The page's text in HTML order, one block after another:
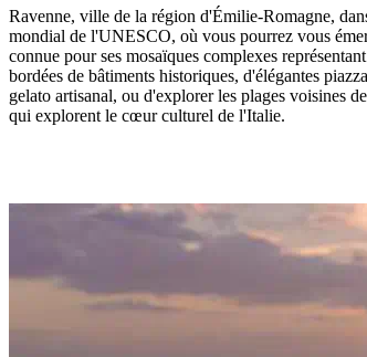
Ravenne, ville de la région d'Émilie-Romagne,
mondial de l'UNESCO, où vous pourrez vous
connue pour ses mosaïques complexes
bordées de bâtiments historiques, d'élégantes
gelato artisanal, ou d'explorer les plages voisines
qui explorent le cœur culturel de l'Italie.